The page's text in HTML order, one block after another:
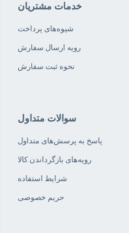
خدمات مشتریان
شیوه‌های پرداخت
رویه ارسال سفارش
نحوه ثبت سفارش
سوالات متداول
پاسخ به پرسش‌های متداول
رویه‌های بازگرداندن کالا
شرایط استفاده
حریم خصوصی